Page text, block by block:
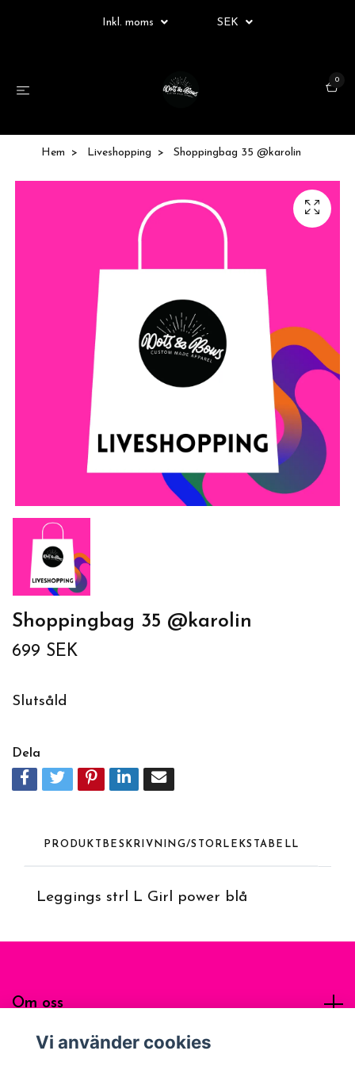
Inkl. moms SEK
0
Hem Liveshopping Shoppingbag 35 @karolin
Shoppingbag 35 @karolin
699 SEK
Slutsåld
Dela
PRODUKTBESKRIVNING/STORLEKSTABELL
Leggings strl L Girl power blå
Om oss
Sociala medier
Vi använder cookies